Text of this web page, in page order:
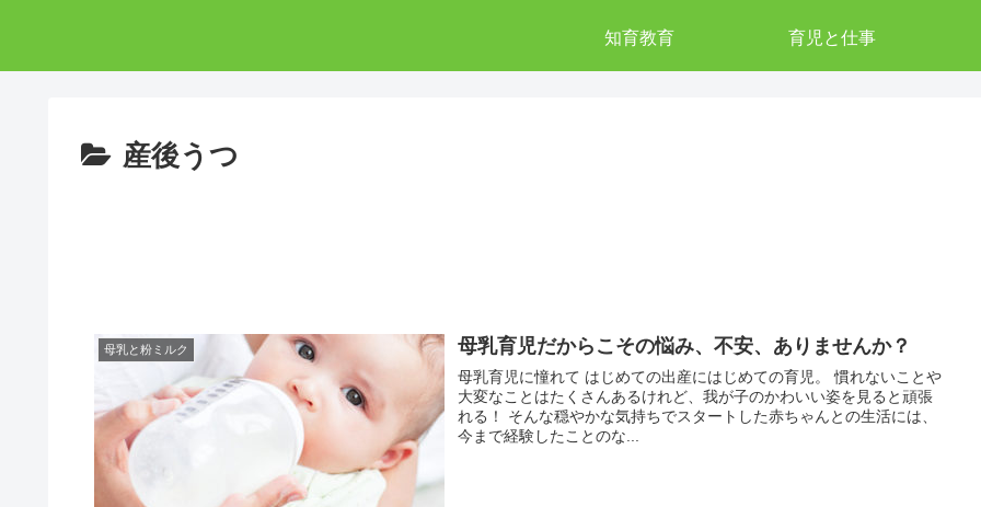
知育教育 育児と仕事
産後うつ
母乳と粉ミルク 母乳育児だからこその悩み、不安、ありませんか？
母乳育児に憧れて はじめての出産にはじめての育児。 慣れないことや
大変なことはたくさんあるけれど、我が子のかわいい姿を見ると頑張
れる！ そんな穏やかな気持ちでスタートした赤ちゃんとの生活には、
今まで経験したことのな...